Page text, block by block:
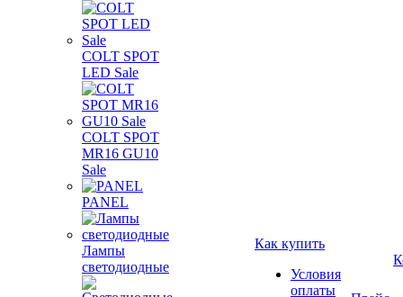
COLT SPOT
LED Sale
COLT SPOT
MR16 GU10
Sale
PANEL
Лампы
светодиодные
Как купить
Условия
оплаты